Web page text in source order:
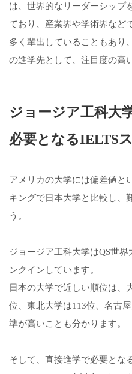
は、世界的なリーダーシップ
ており、産業界や学術界など
多く輩出していることもあり
の進学先として、注目度の高
ジョージア工科大
必要となるIELTS
アメリカの大学には偏差値と
キングで日本大学と比較し、
う。
ジョージア工科大学はQS世
ンクインしています。
日本の大学で近しい順位は、
位、東北大学は113位、名古
準が高いことも分かります。
そして、直接進学で必要とな